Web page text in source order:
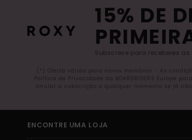
15% DE
Subscreve para receberes
(*) Oferta válida para novos membros - As
Política de Privacidade da BOARDRIDERS Europe
anular a subscrição a qualquer momento se já
ENCONTRE UMA LOJA